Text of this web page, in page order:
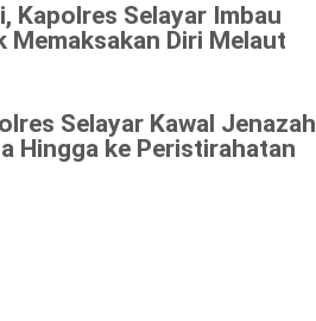
Kapolres Selayar Imbau
Memaksakan Diri Melaut
Selayar Kawal Jenazah
Hingga ke Peristirahatan